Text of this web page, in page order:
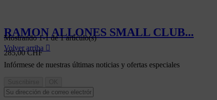
RAMON ALLONES SMALL CLUB...
285,00 CHF
Mostrando 1-1 de 1 artículo(s)
Volver arriba 
Infórmese de nuestras últimas noticias y ofertas especiales